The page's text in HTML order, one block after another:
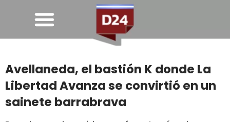
Avellaneda, el bastión K donde La
Libertad Avanza se convirtió en un
sainete barrabrava